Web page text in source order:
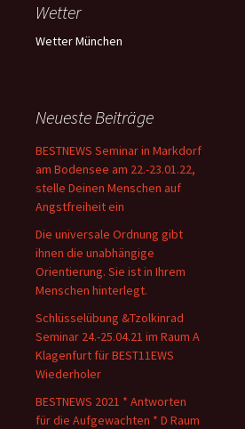
Wetter
Wetter München
Neueste Beiträge
BESTNEWS Seminar in Markdorf
am Bodensee am 22.-23.01.22,
stelle Deinen Menschen auf
Angstfreiheit ein
Die universale Ordnung gibt
ihnen die unabhängige
Orientierung. Sie ist in Ihrem
Menschen hinterlegt.
Schlüsselübung &Tzolkinrad
Seminar 24.-25.04.21 im Raum A
Klagenfurt für BEST11EWS
Wiederholer
BESTNEWS 2021 * Antworten
für die Aufgewachten * D Raum